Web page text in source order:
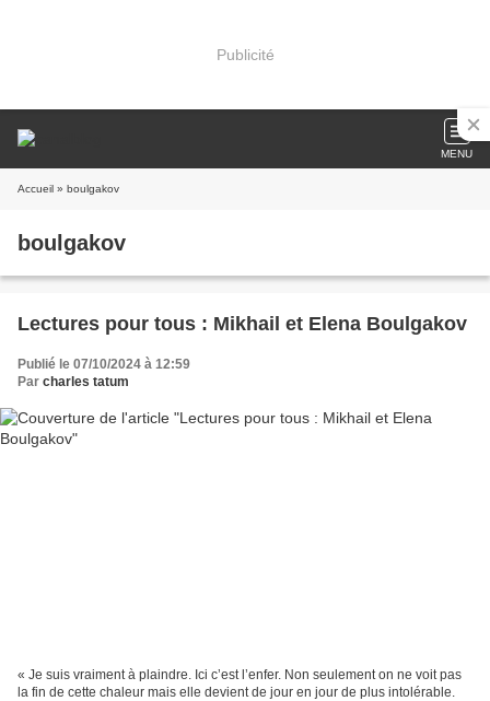
Publicité
MENU
Accueil » boulgakov
boulgakov
Lectures pour tous : Mikhail et Elena Boulgakov
Publié le 07/10/2024 à 12:59
Par charles tatum
« Je suis vraiment à plaindre. Ici c’est l’enfer. Non seulement on ne voit pas
la fin de cette chaleur mais elle devient de jour en jour de plus intolérable.